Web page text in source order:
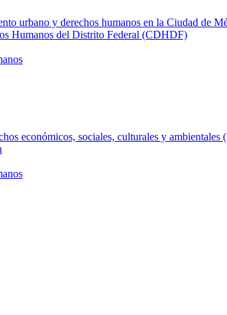
urbano y derechos humanos en la Ciudad de
Humanos del Distrito Federal (CDHDF)
económicos, sociales, culturales y ambientales